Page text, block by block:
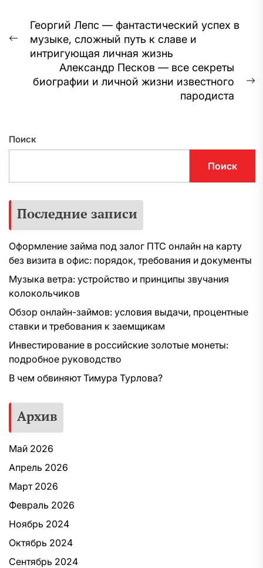
Навигация
по
записям
Предыдущая
запись:
Георгий Лепс — фантастический успех в
музыке, сложный путь к славе и
интригующая личная жизнь
Александр Песков — все секреты
биографии и личной жизни известного
пародиста
Поиск
Поиск
Последние записи
Оформление займа под залог ПТС онлайн на карту
без визита в офис: порядок, требования и документы
Музыка ветра: устройство и принципы звучания
колокольчиков
Обзор онлайн-займов: условия выдачи, процентные
ставки и требования к заемщикам
Инвестирование в российские золотые монеты:
подробное руководство
В чем обвиняют Тимура Турлова?
Архив
Май 2026
Апрель 2026
Март 2026
Февраль 2026
Ноябрь 2024
Октябрь 2024
Сентябрь 2024